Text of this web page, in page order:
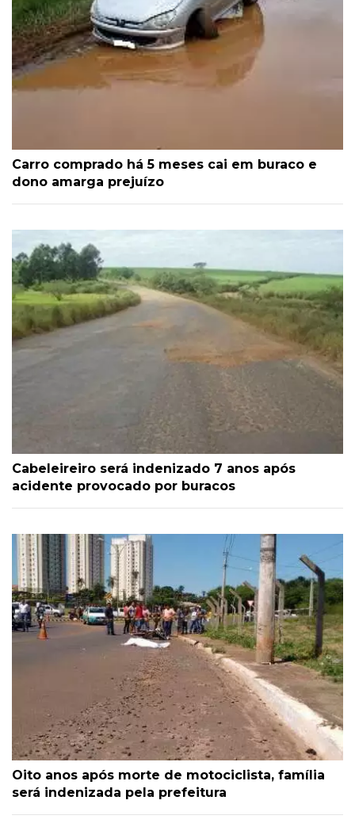
Carro comprado há 5 meses cai em buraco e
dono amarga prejuízo
Cabeleireiro será indenizado 7 anos após
acidente provocado por buracos
Oito anos após morte de motociclista, família
será indenizada pela prefeitura